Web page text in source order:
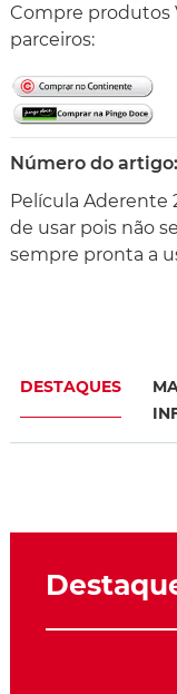
Compre produtos
parceiros:
Número do artigo:
Película Aderente
de usar pois não
sempre pronta a
DESTAQUES